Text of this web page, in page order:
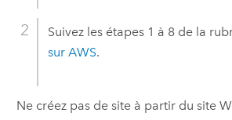
Suivez les étapes 1 à 8 de la
surAWS.
Ne créez pas de site à partir du site